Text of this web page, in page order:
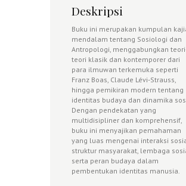
Deskripsi
Buku ini merupakan kumpulan
mendalam tentang Sosiologi dan
Antropologi, menggabungkan
teori klasik dan kontemporer dari
para ilmuwan terkemuka seperti
Franz Boas, Claude Lévi-Strauss,
hingga pemikiran modern tentang
identitas budaya dan dinamika
Dengan pendekatan yang
multidisipliner dan komprehensif,
buku ini menyajikan pemahaman
yang luas mengenai interaksi
struktur masyarakat, lembaga
serta peran budaya dalam
pembentukan identitas manusia.